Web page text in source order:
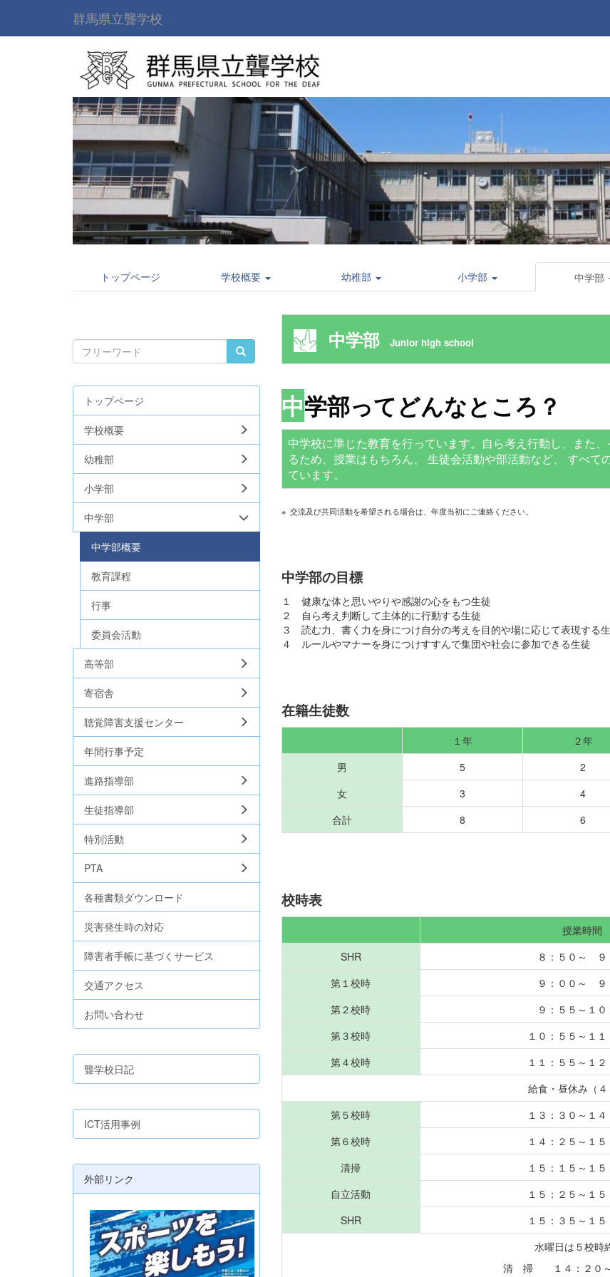
群馬県立聾学校
トップページ 学校概要 幼稚部 小学部 中学部
中学部 Junior high school
中学部ってどんなところ？
中学校に準じた教育を行っています。自ら考え行動し、また
るため、授業はもちろん、 生徒会活動や部活動など、 すべ
ています。
※ 交流及び共同活動を希望される場合は、年度当初にご連絡ください。
中学部の目標
１ 健康な体と思いやりや感謝の心をもつ生徒
２ 自ら考え判断して主体的に行動する生徒
３ 読む力、書く力を身につけ自分の考えを目的や場に応じて表現する
４ ルールやマナーを身につけすすんで集団や社会に参加できる生徒
在籍生徒数
１年 ２年
男
5 2
女
3 4
合計
8 6
校時表
授業時間
SHR
８：５０～ ９
第１校時
９：００～ ９
第２校時
９：５５～１０
第３校時
１０：５５～１１
第４校時
１１：５５～１２
給食・昼休み（４
第５校時
１３：３０～１４
第６校時
１４：２５～１５
清掃
１５：１５～１５
自立活動
１５：２５～１５
SHR
１５：３５～１５
水曜日は５校時
清 掃 １４：２０～
トップページ
学校概要
幼稚部
小学部
中学部
中学部概要
教育課程
行事
委員会活動
高等部
寄宿舎
聴覚障害支援センター
年間行事予定
進路指導部
生徒指導部
特別活動
PTA
各種書類ダウンロード
災害発生時の対応
障害者手帳に基づくサービス
交通アクセス
お問い合わせ
聾学校日記
ICT活用事例
外部リンク